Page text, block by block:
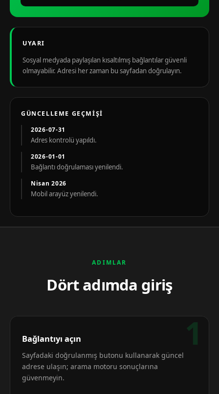
UYARI
Sosyal medyada paylaşılan kısaltılmış bağlantılar güvenli
olmayabilir. Adresi her zaman bu sayfadan doğrulayın.
GÜNCELLEME GEÇMIŞI
2026-07-31
Adres kontrolü yapıldı.
2026-01-01
Bağlantı doğrulaması yenilendi.
Nisan 2026
Mobil arayüz yenilendi.
ADIMLAR
Dört adımda giriş
1
Bağlantıyı açın
Sayfadaki doğrulanmış butonu kullanarak güncel
adrese ulaşın; arama motoru sonuçlarına
güvenmeyin.